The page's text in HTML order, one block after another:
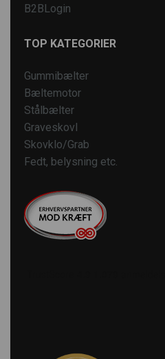
B2BLogin
TOP KATEGORIER
Gummibælter
Bæltemotor
Stålbælter
Graveskovl
Skovklo/Grab
Fedt, belysning etc.